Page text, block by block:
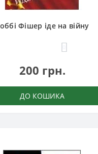
Фішер іде на війну
200 грн.
ДО КОШИКА